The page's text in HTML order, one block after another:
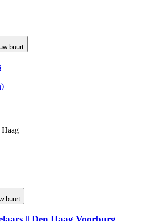
buurt
Haag
buurt
|| Den Haag Voorburg